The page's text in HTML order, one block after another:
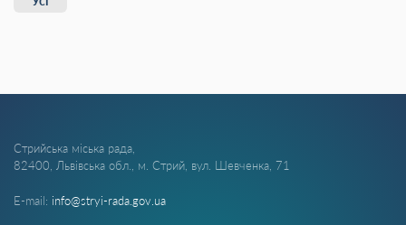
Стрийська міська рада,
82400, Львівська обл., м. Стрий, вул. Шевченка, 71
E-mail: info@stryi-rada.gov.ua